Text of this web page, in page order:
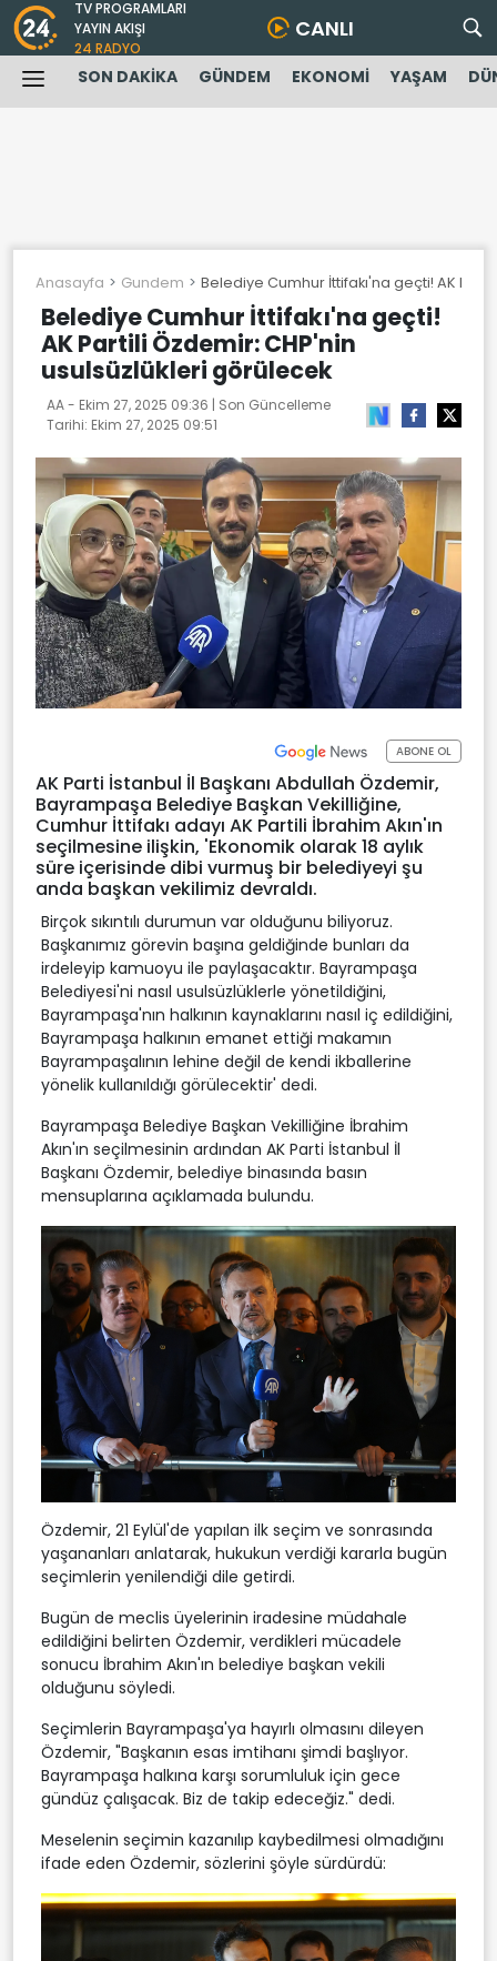
TV PROGRAMLARI
YAYIN AKIŞI
24 RADYO
CANLI
SON DAKİKA GÜNDEM EKONOMİ YAŞAM
Anasayfa Gundem Belediye Cumhur İttifakı'na geçti! AK
Belediye Cumhur İttifakı'na geçti!
AK Partili Özdemir: CHP'nin
usulsüzlükleri görülecek
AA - Ekim 27, 2025 09:36 | Son Güncelleme
Tarihi: Ekim 27, 2025 09:51
ABONE OL
AK Parti İstanbul İl Başkanı Abdullah Özdemir,
Bayrampaşa Belediye Başkan Vekilliğine,
Cumhur İttifakı adayı AK Partili İbrahim Akın'ın
seçilmesine ilişkin, 'Ekonomik olarak 18 aylık
süre içerisinde dibi vurmuş bir belediyeyi şu
anda başkan vekilimiz devraldı.
Birçok sıkıntılı durumun var olduğunu biliyoruz.
Başkanımız görevin başına geldiğinde bunları da
irdeleyip kamuoyu ile paylaşacaktır. Bayrampaşa
Belediyesi'ni nasıl usulsüzlüklerle yönetildiğini,
Bayrampaşa'nın halkının kaynaklarını nasıl iç edildiğini,
Bayrampaşa halkının emanet ettiği makamın
Bayrampaşalının lehine değil de kendi ikballerine
yönelik kullanıldığı görülecektir' dedi.
Bayrampaşa Belediye Başkan Vekilliğine İbrahim
Akın'ın seçilmesinin ardından AK Parti İstanbul İl
Başkanı Özdemir, belediye binasında basın
mensuplarına açıklamada bulundu.
Özdemir, 21 Eylül'de yapılan ilk seçim ve sonrasında
yaşananları anlatarak, hukukun verdiği kararla bugün
seçimlerin yenilendiği dile getirdi.
Bugün de meclis üyelerinin iradesine müdahale
edildiğini belirten Özdemir, verdikleri mücadele
sonucu İbrahim Akın'ın belediye başkan vekili
olduğunu söyledi.
Seçimlerin Bayrampaşa'ya hayırlı olmasını dileyen
Özdemir, "Başkanın esas imtihanı şimdi başlıyor.
Bayrampaşa halkına karşı sorumluluk için gece
gündüz çalışacak. Biz de takip edeceğiz." dedi.
Meselenin seçimin kazanılıp kaybedilmesi olmadığını
ifade eden Özdemir, sözlerini şöyle sürdürdü: